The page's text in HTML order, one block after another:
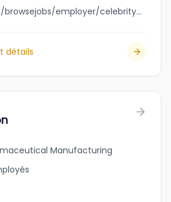
jobbank.gc.ca/browsejobs/employer/celebrity+flooring/ca
détails
Manufacturing